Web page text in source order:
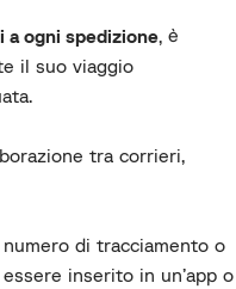
a ogni spedizione, è
il suo viaggio
tra corrieri,
di tracciamento o
inserito in un’app o